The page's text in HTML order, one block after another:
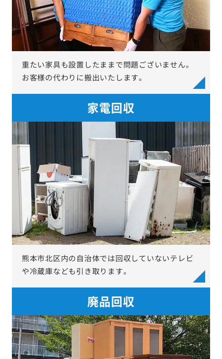
重たい家具も設置したままで問題ございません。
お客様の代わりに搬出いたします。
家電回収
熊本市北区内の自治体では回収していないテレビ
や冷蔵庫なども引き取ります。
廃品回収